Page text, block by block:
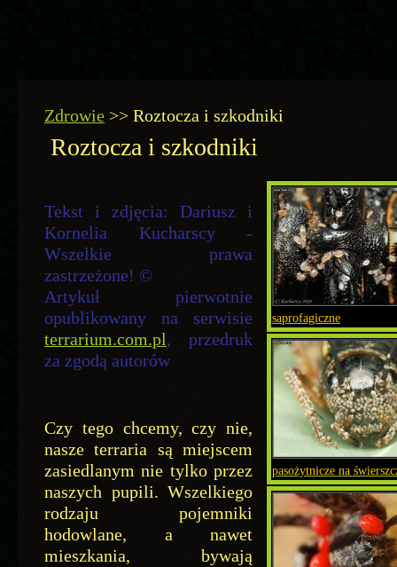
Zdrowie >> Roztocza i szkodniki
Roztocza i szkodniki
saprofagiczne
pasożytnicze na
Tekst i zdjęcia: Dariusz i
Kornelia Kucharscy -
Wszelkie prawa
zastrzeżone! ©
Artykuł pierwotnie
opublikowany na serwisie
terrarium.com.pl , przedruk
za zgodą autorów
Czy tego chcemy, czy nie,
nasze terraria są miejscem
zasiedlanym nie tylko przez
naszych pupili. Wszelkiego
rodzaju pojemniki
hodowlane, a nawet
mieszkania, bywają